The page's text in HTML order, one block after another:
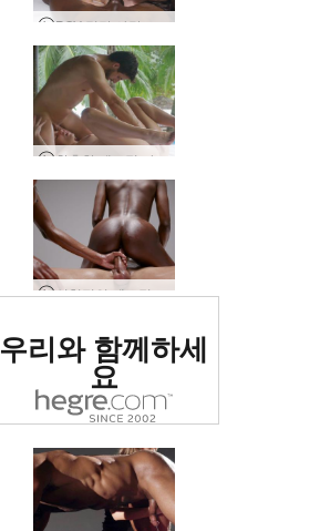
POV 링감 사랑 마사지
황홀한 에로틱 마사지
실험적인 에로틱 마사지
로 평가됨
우리와 함께하세
요